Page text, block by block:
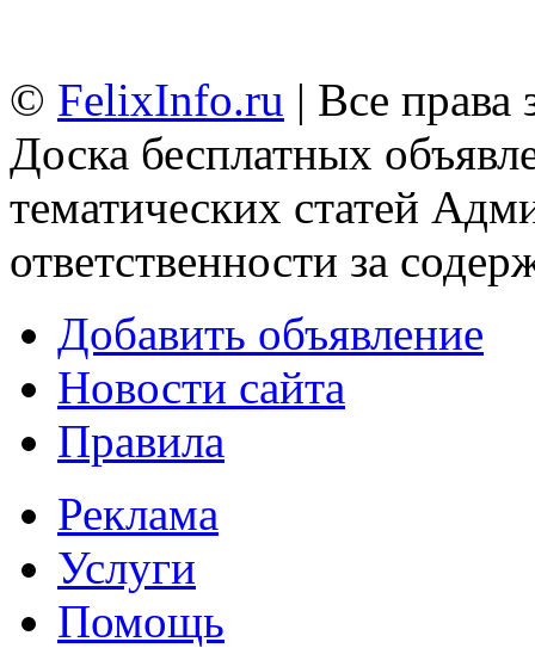
© FelixInfo.ru | Все
Доска бесплатных
тематических статей
ответственности за
Добавить объявление
Новости сайта
Правила
Реклама
Услуги
Помощь